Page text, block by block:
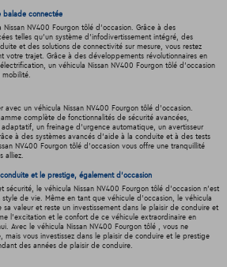
balade connectée
NV400 Fourgon tôlé d'occasion. Grâce à des
telles qu'un système d'infodivertissement intégré, des
et des solutions de connectivité sur mesure, vous restez
votre trajet. Grâce à des développements révolutionnaires en
un véhicula Nissan NV400 Fourgon tôlé d'occasion
mobilité.
avec un véhicula Nissan NV400 Fourgon tôlé d'occasion.
complète de fonctionnalités de sécurité avancées,
un freinage d'urgence automatique, un avertisseur
à des systèmes avancés d'aide à la conduite et à des tests
NV400 Fourgon tôlé d'occasion vous offre une tranquillité
alliez.
et le prestige, également d'occasion
sécurité, le véhicula Nissan NV400 Fourgon tôlé d'occasion n'est
de vie. Même en tant que véhicule d'occasion, le véhicula
sa valeur et reste un investissement dans le plaisir de conduire et
l'excitation et le confort de ce véhicule extraordinaire en
Avec le véhicula Nissan NV400 Fourgon tôlé , vous ne
mais vous investissez dans le plaisir de conduire et le prestige
des années de plaisir de conduire.